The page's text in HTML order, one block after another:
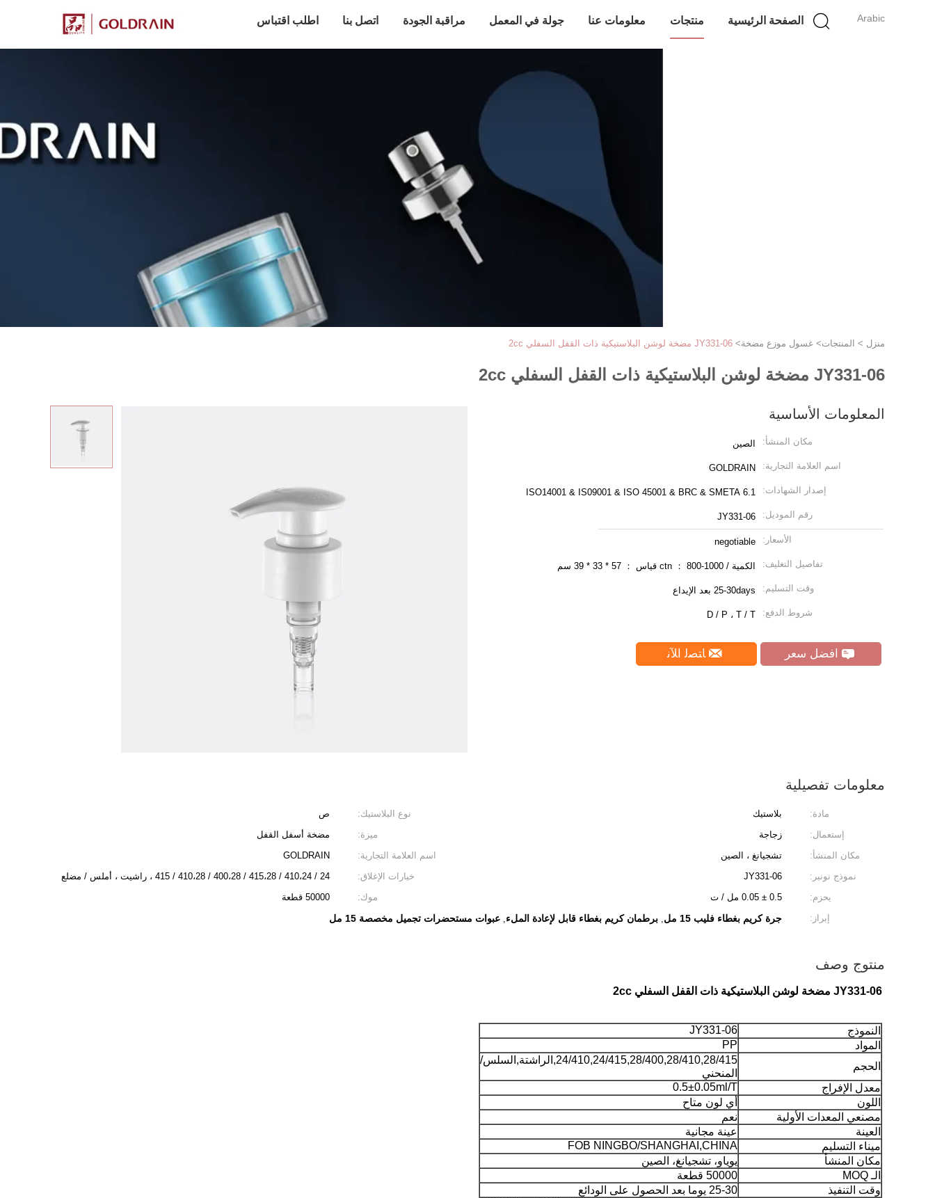
Arabic الصفحة الرئيسية منتجات معلومات عنا جولة في المعمل مراقبة الجودة اتصل بنا اطلب اقتباس
منزل > المنتجات> غسول موزع مضخة> JY331-06 مضخة لوشن البلاستيكية ذات القفل السفلي 2cc
JY331-06 مضخة لوشن البلاستيكية ذات القفل السفلي 2cc
المعلومات الأساسية
مكان المنشأ: الصين
اسم العلامة التجارية: GOLDRAIN
إصدار الشهادات: ISO14001 & IS09001 & ISO 45001 & BRC & SMETA 6.1
رقم الموديل: JY331-06
الأسعار: negotiable
تفاصيل التغليف: الكمية / ctn ： 800-1000 قياس ： 57 * 33 * 39 سم
وقت التسليم: 25-30days بعد الإيداع
شروط الدفع: D / P ، T / T
افضل سعر ﺎﺘﺼﻟ ﺍﻶﻧ
معلومات تفصيلية
مادة: بلاستيك نوع البلاستيك:
ص
إستعمال:
زجاجة ميزة:
مضخة أسفل القفل
مكان المنشأ:
تشجيانغ ، الصين اسم العلامة التجارية:
GOLDRAIN
نموذج نونبر:
JY331-06 خيارات الإغلاق:
24 / 410،24 / 415،28 / 400،28 / 410،28 / 415 ، راشيت ، أملس / مضلع
يحزم:
0.5 ± 0.05 مل / ت موك:
50000 قطعة
إبراز:
جرة كريم بغطاء فليب 15 مل , برطمان كريم بغطاء قابل لإعادة الملء, عبوات مستحضرات تجميل مخصصة 15 مل
منتوج وصف
JY331-06 مضخة لوشن البلاستيكية ذات القفل السفلي 2cc
النموذج
JY331-06
المواد
PP
الحجم
24/410,24/415,28/400,28/410,28/415,الراشتة,السلس/
المنحني
معدل الإفراج
0.5±0.05ml/T
اللون
أي لون متاح
مصنعي المعدات الأولية
نعم
العينة
عينة مجانية
ميناء التسليم
FOB NINGBO/SHANGHAI,CHINA
مكان المنشأ
يوياو، تشجيانغ، الصين
الـ MOQ
50000 قطعة
وقت التنفيذ
25-30 يوما بعد الحصول على الودائع